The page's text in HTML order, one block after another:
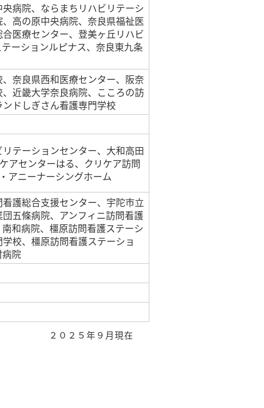
病院、ならまちリハビリテーシ
高の原中央病院、奈良県福祉医
医療センター、登美ヶ丘リハビ
ーションルピナス、奈良東九条
奈良県西和医療センター、阪奈
近畿大学奈良病院、こころの訪
ドしぎさん看護専門学校
テーションセンター、大和高田
アセンターはる、クリケア訪問
アニーナーシングホーム
護総合支援センター、宇陀市立
五條病院、アンフィニ訪問看護
和病院、橿原訪問看護ステーシ
校、橿原訪問看護ステーショ
院
２０２５年９月現在